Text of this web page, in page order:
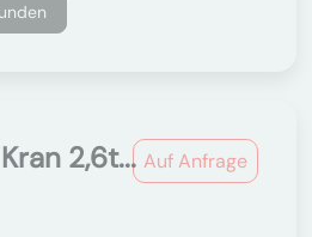
Auf Anfrage
2,6t...